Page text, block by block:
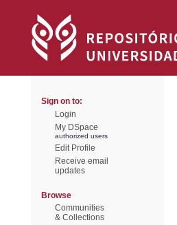
Sign on to:
Login
My DSpace
authorized users
Edit Profile
Receive email
updates
Browse
Communities
& Collections